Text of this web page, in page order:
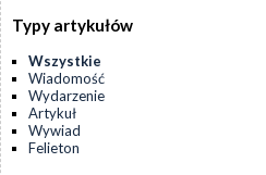
Typy artykułów
Wszystkie
Wiadomość
Wydarzenie
Artykuł
Wywiad
Felieton